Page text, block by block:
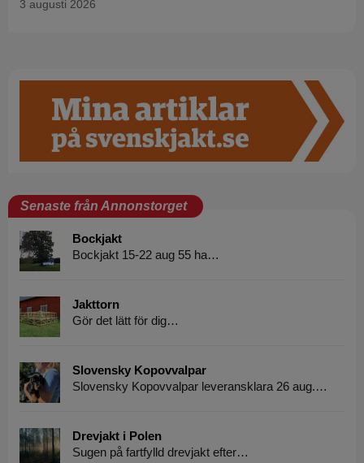
3 augusti 2026
Senaste från Annonstorget
Bockjakt
Bockjakt 15-22 aug 55 ha…
Jakttorn
Gör det lätt för dig…
Slovensky Kopovvalpar
Slovensky Kopovvalpar leveransklara 26 aug.…
Drevjakt i Polen
Sugen på fartfylld drevjakt efter…